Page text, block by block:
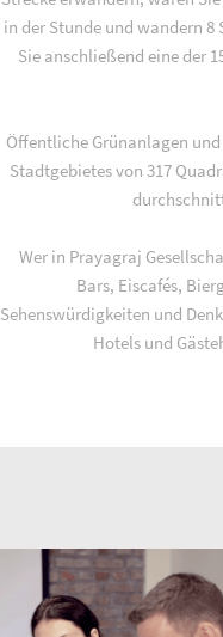
in der Stunde und wandern
Sie anschließend eine der
Öffentliche Grünanlagen
Stadtgebietes von 317
Wer in Prayagraj
Bars, Eiscafés,
Sehenswürdigkeiten und
Hotels und